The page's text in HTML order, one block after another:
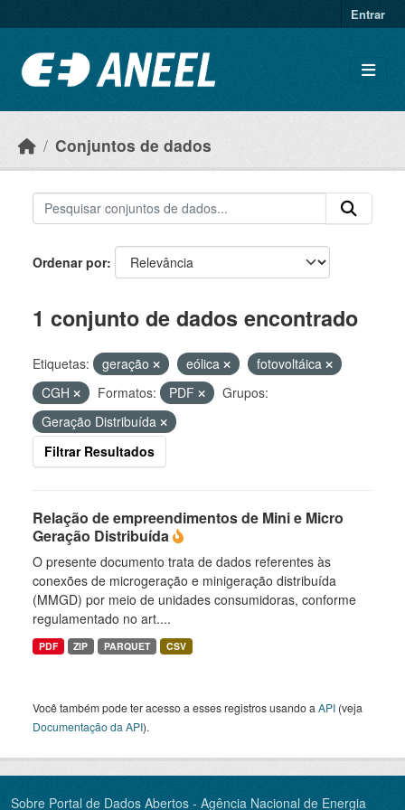
Entrar
Conjuntos de dados
Ordenar por
1 conjunto de dados encontrado
Etiquetas: geração eólica
fotovoltáica
CGH
Formatos: PDF
Grupos:
Geração Distribuída
Filtrar Resultados
Relação de empreendimentos de Mini e Micro
Geração Distribuída
O presente documento trata de dados referentes às
conexões de microgeração e minigeração distribuída
(MMGD) por meio de unidades consumidoras, conforme
regulamentado no art....
PDF ZIP PARQUET CSV
Você também pode ter acesso a esses registros usando a API (veja
Documentação da API).
Sobre Portal de Dados Abertos - Agência Nacional de Energia